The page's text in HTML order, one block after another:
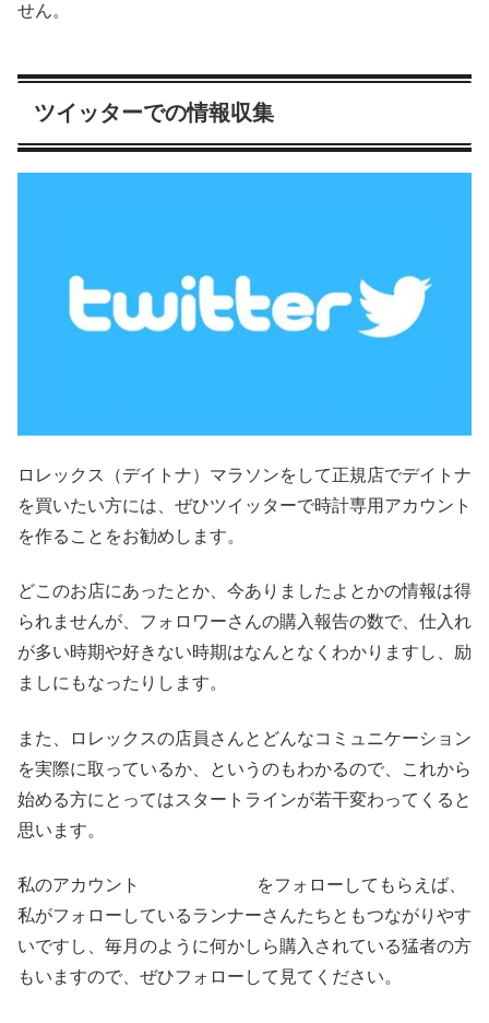
せん。
ツイッターでの情報収集
ロレックス（デイトナ）マラソンをして正規店でデイトナ
を買いたい方には、ぜひツイッターで時計専用アカウント
を作ることをお勧めします。
どこのお店にあったとか、今ありましたよとかの情報は得
られませんが、フォロワーさんの購入報告の数で、仕入れ
が多い時期や好きない時期はなんとなくわかりますし、励
ましにもなったりします。
また、ロレックスの店員さんとどんなコミュニケーション
を実際に取っているか、というのもわかるので、これから
始める方にとってはスタートラインが若干変わってくると
思います。
私のアカウント
をフォローしてもらえば、
私がフォローしているランナーさんたちともつながりやす
いですし、毎月のように何かしら購入されている猛者の方
もいますので、ぜひフォローして見てください。